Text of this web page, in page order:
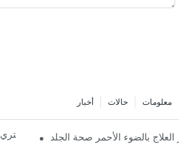
معلومات حالات أخبار
ما هو أفضل مصباح LED منزلي للوجه؟ دليل شامل للمشتري
العلاج بالضوء الأحمر صحة الجلد